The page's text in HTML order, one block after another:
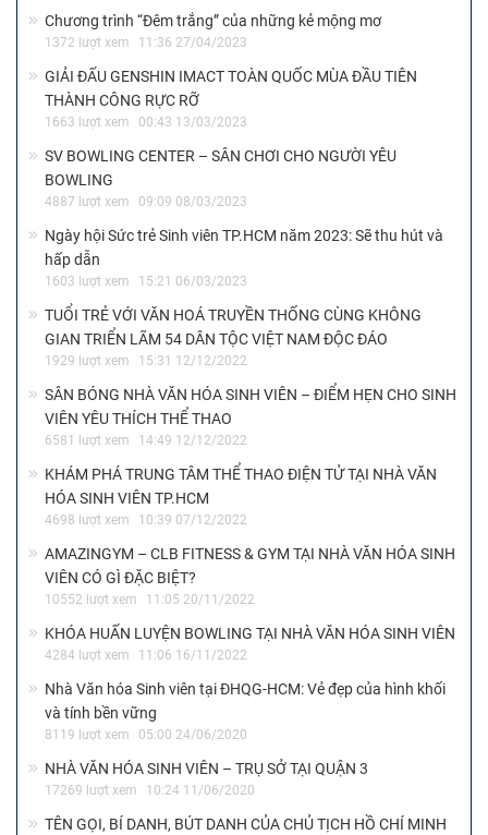
Chương trình “Đêm trắng” của những kẻ mộng mơ
1372 lượt xem 11:36 27/04/2023
GIẢI ĐẤU GENSHIN IMACT TOÀN QUỐC MÙA ĐẦU TIÊN
THÀNH CÔNG RỰC RỠ
1663 lượt xem 00:43 13/03/2023
SV BOWLING CENTER – SÂN CHƠI CHO NGƯỜI YÊU
BOWLING
4887 lượt xem 09:09 08/03/2023
Ngày hội Sức trẻ Sinh viên TP.HCM năm 2023: Sẽ thu hút và
hấp dẫn
1603 lượt xem 15:21 06/03/2023
TUỔI TRẺ VỚI VĂN HOÁ TRUYỀN THỐNG CÙNG KHÔNG
GIAN TRIỂN LÃM 54 DÂN TỘC VIỆT NAM ĐỘC ĐÁO
1929 lượt xem 15:31 12/12/2022
SÂN BÓNG NHÀ VĂN HÓA SINH VIÊN – ĐIỂM HẸN CHO SINH
VIÊN YÊU THÍCH THỂ THAO
6581 lượt xem 14:49 12/12/2022
KHÁM PHÁ TRUNG TÂM THỂ THAO ĐIỆN TỬ TẠI NHÀ VĂN
HÓA SINH VIÊN TP.HCM
4698 lượt xem 10:39 07/12/2022
AMAZINGYM – CLB FITNESS & GYM TẠI NHÀ VĂN HÓA SINH
VIÊN CÓ GÌ ĐẶC BIỆT?
10552 lượt xem 11:05 20/11/2022
KHÓA HUẤN LUYỆN BOWLING TẠI NHÀ VĂN HÓA SINH VIÊN
4284 lượt xem 11:06 16/11/2022
Nhà Văn hóa Sinh viên tại ĐHQG-HCM: Vẻ đẹp của hình khối
và tính bền vững
8119 lượt xem 05:00 24/06/2020
NHÀ VĂN HÓA SINH VIÊN – TRỤ SỞ TẠI QUẬN 3
17269 lượt xem 10:24 11/06/2020
TÊN GỌI, BÍ DANH, BÚT DANH CỦA CHỦ TỊCH HỒ CHÍ MINH